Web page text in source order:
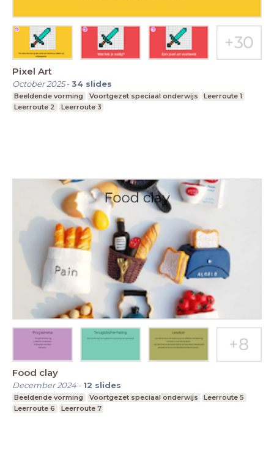
Pixel Art
October 2025-34 slides
Beeldende vorming Voortgezet speciaal onderwijs
Leerroute 1
Leerroute 2
Leerroute 3
Food clay
December 2024- 12 slides
Beeldende vorming Voortgezet speciaal onderwijs
Leerroute 5
Leerroute 6
Leerroute 7